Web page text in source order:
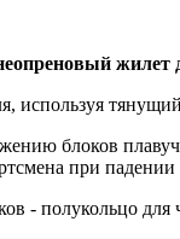
жилет
используя
блоков
при
- полукольцо